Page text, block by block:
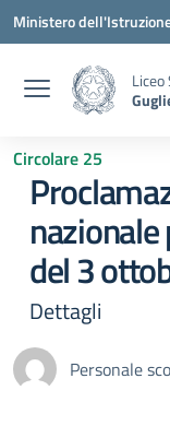
Vai ai contenuti
Vai al menu di
Vai al footer
Ministero
Circolare 25
del 3
Dettagli
Personale